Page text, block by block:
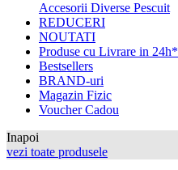
Accesorii Diverse Pescuit
REDUCERI
NOUTATI
Produse cu Livrare in 24h*
Bestsellers
BRAND-uri
Magazin Fizic
Voucher Cadou
Inapoi
vezi toate produsele